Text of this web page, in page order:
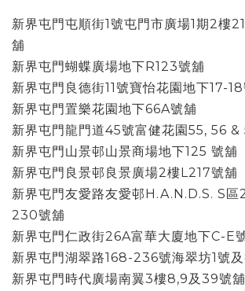
新界屯門屯順街1號屯門市廣場1期2樓
舖
新界屯門蝴蝶廣場地下R123號舖
新界屯門良德街11號寶怡花園地下17-18
新界屯門置樂花園地下66A號舖
新界屯門龍門道45號富健花園55, 56 &
新界屯門山景邨山景商場地下125 號舖
新界屯門良景邨良景廣場2樓L217號舖
新界屯門友愛路友愛邨H.A.N.D.S. S
230號舖
新界屯門仁政街26A富華大廈地下C-E
新界屯門湖翠路168-236號海翠坊1號
新界屯門時代廣場南翼3樓8,9及39號舖